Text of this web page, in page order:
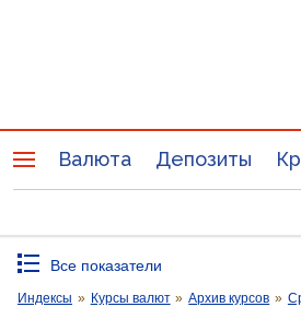
Валюта Депозиты
Все показатели
Индексы » Курсы валют » Архив курсов »